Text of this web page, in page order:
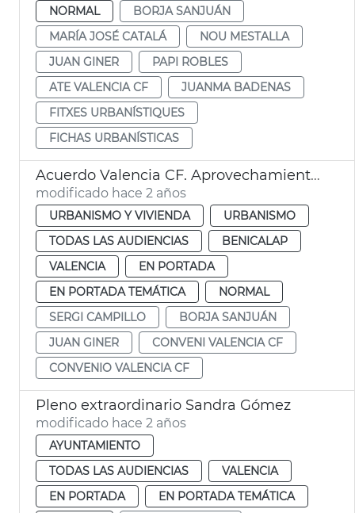
NORMAL
BORJA SANJUÁN
MARÍA JOSÉ CATALÁ
NOU MESTALLA
JUAN GINER
PAPI ROBLES
ATE VALENCIA CF
JUANMA BADENAS
FITXES URBANÍSTIQUES
FICHAS URBANÍSTICAS
Acuerdo Valencia CF. Aprovechamiento urbanístico
modificado hace 2 años
URBANISMO Y VIVIENDA
URBANISMO
TODAS LAS AUDIENCIAS
BENICALAP
VALENCIA
EN PORTADA
EN PORTADA TEMÁTICA
NORMAL
SERGI CAMPILLO
BORJA SANJUÁN
JUAN GINER
CONVENI VALENCIA CF
CONVENIO VALENCIA CF
Pleno extraordinario Sandra Gómez
modificado hace 2 años
AYUNTAMIENTO
TODAS LAS AUDIENCIAS
VALENCIA
EN PORTADA
EN PORTADA TEMÁTICA